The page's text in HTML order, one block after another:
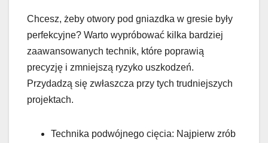
Chcesz, żeby otwory pod gniazdka w gresie były
perfekcyjne? Warto wypróbować kilka bardziej
zaawansowanych technik, które poprawią
precyzję i zmniejszą ryzyko uszkodzeń.
Przydadzą się zwłaszcza przy tych trudniejszych
projektach.
Technika podwójnego cięcia: Najpierw zrób